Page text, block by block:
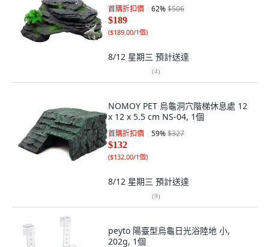
首購折扣價 62%$506
$189
($189.00/1個)
8/12 星期三 預計送達
(4)
NOMOY PET 烏龜洞穴階梯休息處 12
x 12 x 5.5 cm NS-04, 1個
首購折扣價 59%$327
$132
($132.00/1個)
8/12 星期三 預計送達
(9)
peyto 陽臺型烏龜日光浴陸地 小,
202g, 1個